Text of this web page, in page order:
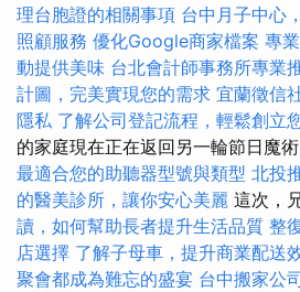
理台胞證的相關事項 台中月子中心
照顧服務 優化Google商家檔案 專
動提供美味 台北會計師事務所專業
計圖，完美實現您的需求 宜蘭徵信
隱私 了解公司登記流程，輕鬆創立
的家庭現在正在返回另一輪節日魔術
最適合您的助聽器型號與類型 北投
的醫美診所，讓你安心美麗 這次，
讀，如何幫助長者提升生活品質 整
店選擇 了解子母車，提升商業配送
聚會都成為難忘的盛宴 台中搬家公